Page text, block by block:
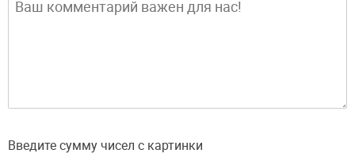
Введите сумму чисел с картинки